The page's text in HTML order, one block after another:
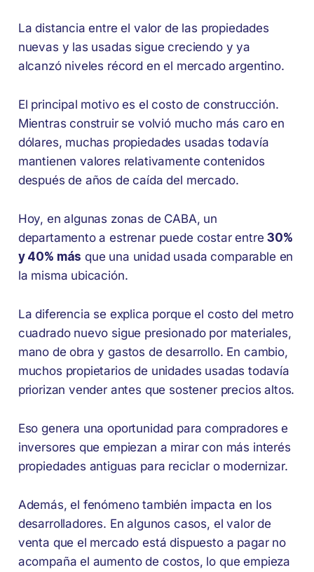
La distancia entre el valor de las propiedades
nuevas y las usadas sigue creciendo y ya
alcanzó niveles récord en el mercado argentino.
El principal motivo es el costo de construcción.
Mientras construir se volvió mucho más caro en
dólares, muchas propiedades usadas todavía
mantienen valores relativamente contenidos
después de años de caída del mercado.
Hoy, en algunas zonas de CABA, un
departamento a estrenar puede costar entre30%
y 40% más que una unidad usada comparable en
la misma ubicación.
La diferencia se explica porque el costo del metro
cuadrado nuevo sigue presionado por materiales,
mano de obra y gastos de desarrollo. En cambio,
muchos propietarios de unidades usadas todavía
priorizan vender antes que sostener precios altos.
Eso genera una oportunidad para compradores e
inversores que empiezan a mirar con más interés
propiedades antiguas para reciclar o modernizar.
Además, el fenómeno también impacta en los
desarrolladores. En algunos casos, el valor de
venta que el mercado está dispuesto a pagar no
acompaña el aumento de costos, lo que empieza